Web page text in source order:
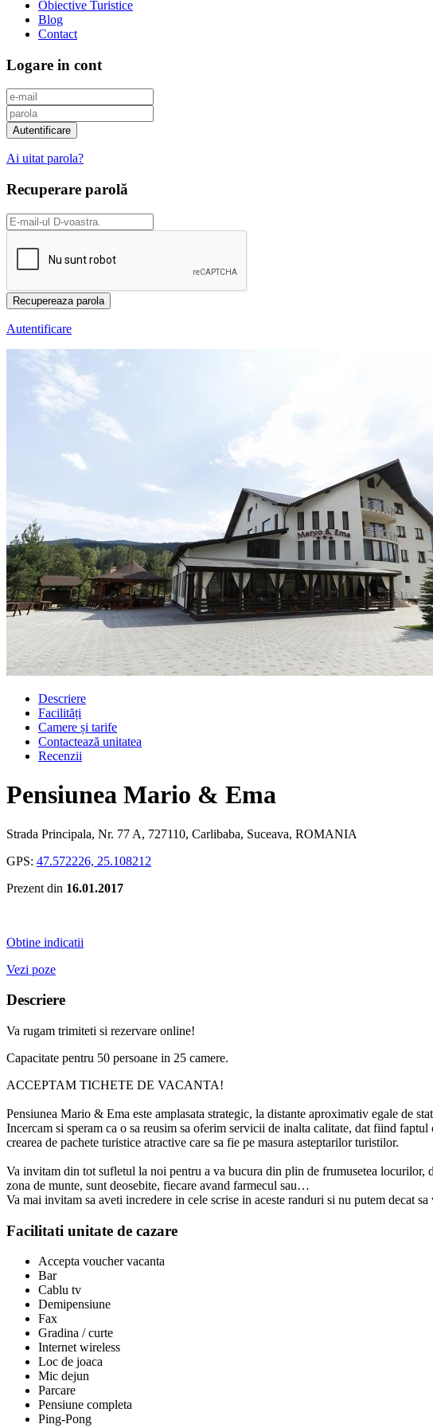
Obiective Turistice
Blog
Contact
Logare in cont
Ai uitat parola?
Recuperare parolă
Autentificare
Descriere
Facilități
Camere și tarife
Contactează unitatea
Recenzii
Pensiunea Mario & Ema
Strada Principala, Nr. 77 A, 727110, Carlibaba, Suceava, ROMANIA
GPS: 47.572226, 25.108212
Prezent din 16.01.2017
Obtine indicatii
Vezi poze
Descriere
Va rugam trimiteti si rezervare online!
Capacitate pentru 50 persoane in 25 camere.
ACCEPTAM TICHETE DE VACANTA!
Pensiunea Mario & Ema este amplasata strategic, la distante aproximativ egale de
Incercam si speram ca o sa reusim sa oferim servicii de inalta calitate, dat fiind
crearea de pachete turistice atractive care sa fie pe masura asteptarilor turistilor.
Va invitam din tot sufletul la noi pentru a va bucura din plin de frumusetea
zona de munte, sunt deosebite, fiecare avand farmecul sau…
Va mai invitam sa aveti incredere in cele scrise in aceste randuri si nu putem decat
Facilitati unitate de cazare
Accepta voucher vacanta
Bar
Cablu tv
Demipensiune
Fax
Gradina / curte
Internet wireless
Loc de joaca
Mic dejun
Parcare
Pensiune completa
Ping-Pong